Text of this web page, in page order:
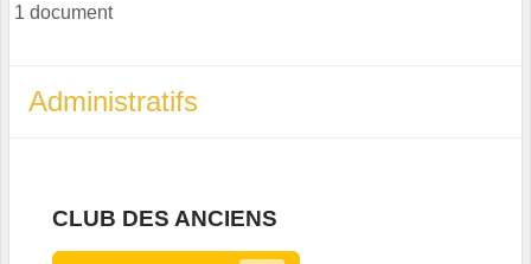
1 document
Administratifs
CLUB DES ANCIENS